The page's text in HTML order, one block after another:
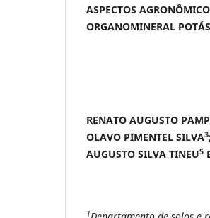
ASPECTOS
ORGANOMINERAL
RENATO AUGUSTO
OLAVO PIMENTEL SILVA3
AUGUSTO SILVA TINEU5
1